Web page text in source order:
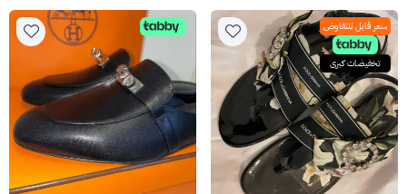
سعر قابل للتفاوض
تخفيضات كبرى